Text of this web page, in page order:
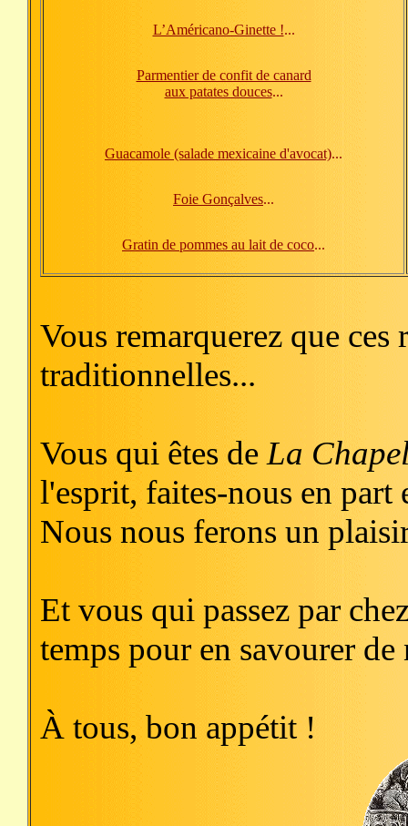
L’Américano-Ginette !...
Parmentier de confit de canard
aux patates douces...
Guacamole (salade mexicaine d'avocat)...
Foie Gonçalves...
Gratin de pommes au lait de coco...
Vous remarquerez que ces
traditionnelles...
Vous qui êtes de La
l'esprit, faites-nous en part
Nous nous ferons un
Et vous qui passez par
temps pour en savourer
À tous, bon appétit !